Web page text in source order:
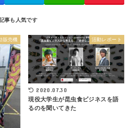
販売機 活動レポート
2020.07.30
現役大学生が昆虫食ビジネスを語
るのを聞いてきた